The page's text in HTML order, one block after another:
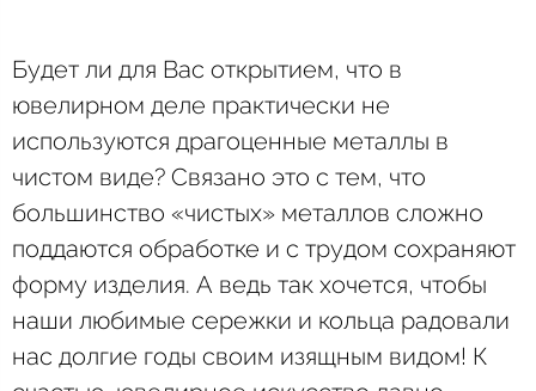
Будет ли для Вас открытием, что в
ювелирном деле практически не
используются драгоценные металлы в
чистом виде? Связано это с тем, что
большинство «чистых» металлов сложно
поддаются обработке и с трудом сохраняют
форму изделия. А ведь так хочется, чтобы
наши любимые сережки и кольца радовали
нас долгие годы своим изящным видом! К